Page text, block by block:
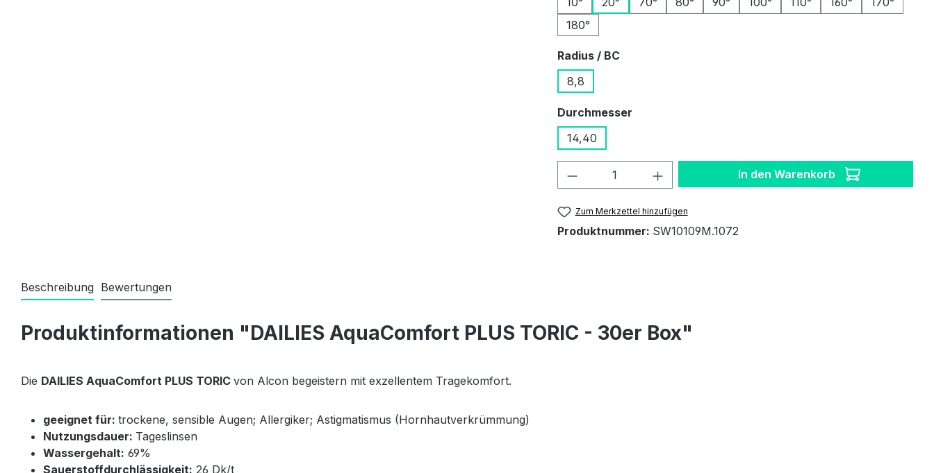
180°
Radius / BCauswählen
8,8
Durchmesser
14,40
Produkt Anzahl: Gib den gewünschten Wert
In den Warenkorb
Zum Merkzettel hinzufügen
Produktnummer: SW10109M.1072
Beschreibung Bewertungen
Produktinformationen "DAILIES AquaComfort PLUS TORIC - 30er Box"
Die DAILIES AquaComfort PLUS TORIC von Alcon begeistern mit exzellentem Tragekomfort.
geeignet für: trockene, sensible Augen; Allergiker; Astigmatismus (Hornhautverkrümmung)
Nutzungsdauer: Tageslinsen
Wassergehalt: 69%
Sauerstoffdurchlässigkeit: 26 Dk/t